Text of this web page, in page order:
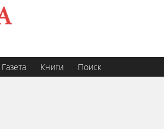
Газета Книги Поиск